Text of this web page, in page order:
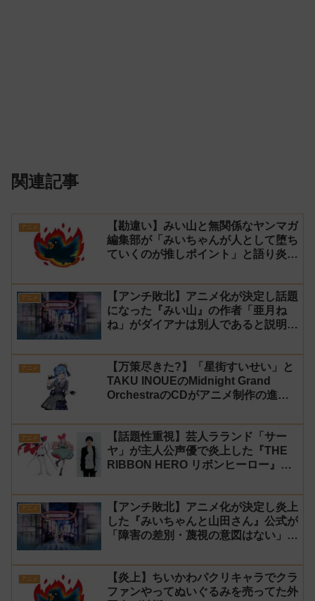
関連記事
アニメ
【勘違い】みい山と無関係なヤンマガ
編集部が「みいちゃんが人として堕ち
ていくのが推しポイント」と語り炎上
ス】
アニメ
【アンチ敗北】アニメ化が決定し話題
になった『みい山』の作者「亜月ね
ね」がダイアナは別人であると説明し
アニメ
【万策尽きた?】「星街すいせい」と
TAKU INOUEのMidnight Grand
OrchestraのCDがアニメ制作の進行
アニメ
【話題性重視】芸人ラランド「サー
ヤ」が主人公声優で炎上した『THE
RIBBON HERO リボンヒーロー』に
ンルン」「でびでび・でびる」が出
演！
アニメ
【アンチ敗北】アニメ化が決定し炎上
した『みいちゃんと山田さん』公式が
「障害の差別・蔑視の意図はない」と
アニメ
【炎上】ちいかわパクリキャラでクラ
ファンやってぬいぐるみを売ってた外